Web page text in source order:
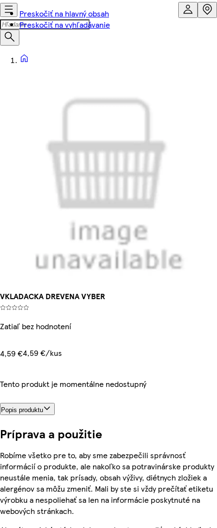
Preskočiť na hlavný obsah
Preskočiť na vyhľadávanie
VKLADACKA DREVENA VYBER
Zatiaľ bez hodnotení
4,59 €4,59 €/kus
Tento produkt je momentálne nedostupný
Popis produktu
Príprava a použitie
Robíme všetko pre to, aby sme zabezpečili správnosť
informácií o produkte, ale nakoľko sa potravinárske produkty
neustále menia, tak prísady, obsah výživy, diétnych zložiek a
alergénov sa môžu zmeniť. Mali by ste si vždy prečítať etiketu
výrobku a nespoliehať sa len na informácie poskytnuté na
webových stránkach.